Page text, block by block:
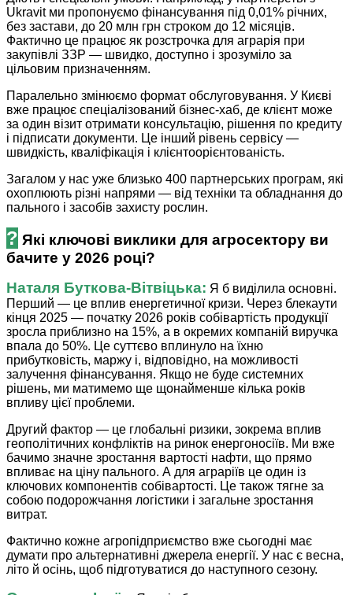
Ukravit ми пропонуємо фінансування під 0,01% річних,
без застави, до 20 млн грн строком до 12 місяців.
Фактично це працює як розстрочка для аграрія при
закупівлі ЗЗР — швидко, доступно і зрозуміло за
цільовим призначенням.
Паралельно змінюємо формат обслуговування. У Києві
вже працює спеціалізований бізнес-хаб, де клієнт може
за один візит отримати консультацію, рішення по кредиту
і підписати документи. Це інший рівень сервісу —
швидкість, кваліфікація і клієнтоорієнтованість.
Загалом у нас уже близько 400 партнерських програм, які
охоплюють різні напрями — від техніки та обладнання до
пального і засобів захисту рослин.
? Які ключові виклики для агросектору ви
бачите у 2026 році?
Наталя ­Буткова-Вітвіцька: Я б виділила основні.
Перший — це вплив енергетичної кризи. Через блекаути
кінця 2025 — початку 2026 років собівартість продукції
зросла приблизно на 15%, а в окремих компаній виручка
впала до 50%. Це суттєво вплинуло на їхню
прибутковість, маржу і, відповідно, на можливості
залучення фінансування. Якщо не буде системних
рішень, ми матимемо ще щонайменше кілька років
впливу цієї проблеми.
Другий фактор — це глобальні ризики, зокрема вплив
геополітичних конфліктів на ринок енергоносіїв. Ми вже
бачимо значне зростання вартості нафти, що прямо
впливає на ціну пального. А для аграріїв це один із
ключових компонентів собівартості. Це також тягне за
собою подорожчання логістики і загальне зростання
витрат.
Фактично кожне агропідприємство вже сьогодні має
думати про альтернативні джерела енергії. У нас є весна,
літо й осінь, щоб підготуватися до наступного сезону.